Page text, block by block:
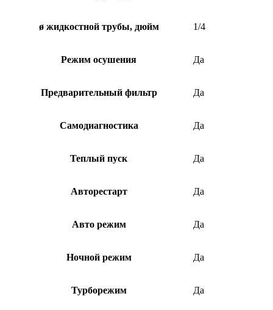
ø жидкостной трубы, дюйм 1/4
Режим осушения Да
Предварительный фильтр Да
Самодиагностика Да
Теплый пуск Да
Авторестарт Да
Авто режим Да
Ночной режим Да
Турборежим Да